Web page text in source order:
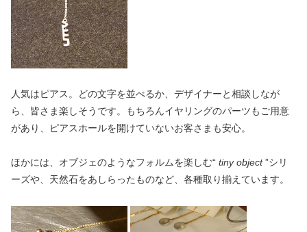
人気はピアス。どの文字を並べるか、デザイナーと相談しなが
ら、皆さま楽しそうです。もちろんイヤリングのパーツもご用意
があり、ピアスホールを開けていないお客さまも安心。
ほかには、オブジェのようなフォルムを楽しむ“ tiny object”シリ
ーズや、天然石をあしらったものなど、各種取り揃えています。